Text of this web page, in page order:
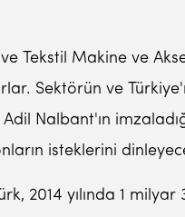
Tekstil Makine ve
Sektörün ve
Adil Nalbant'ın
isteklerini
2014 yılında 1